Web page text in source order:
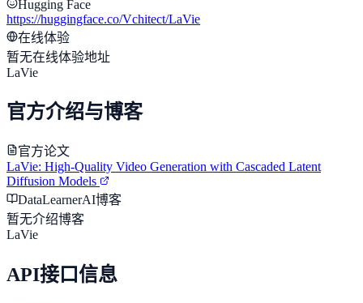
Hugging Face
https://huggingface.co/Vchitect/LaVie
在线体验
暂无在线体验地址
LaVie
官方介绍与博客
官方论文
LaVie: High-Quality Video Generation with Cascaded Latent
Diffusion Models
DataLearnerAI博客
暂无介绍博客
LaVie
API接口信息